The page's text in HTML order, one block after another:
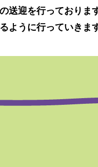
送迎を行っておりま
ように行っていきま